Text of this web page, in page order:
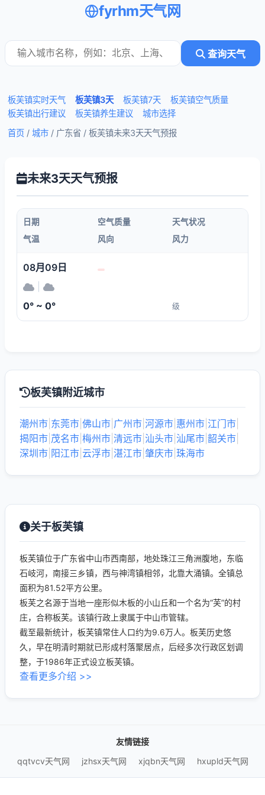
fyrhm天气网
查询天气
板芙镇实时天气 板芙镇3天 板芙镇7天
板芙镇空气质量
板芙镇出行建议
板芙镇养生建议
城市选择
首页 / 城市 / 广东省 / 板芙镇未来3天天气预报
未来3天天气预报
日期 空气质量
天气状况
气温
风向 风力
08月09日
0° ~ 0° 级
板芙镇附近城市
潮州市 东莞市 佛山市 广州市 河源市 惠州市 江门市
揭阳市 茂名市 梅州市 清远市 汕头市 汕尾市 韶关市
深圳市 阳江市 云浮市 湛江市 肇庆市 珠海市
关于板芙镇
板芙镇位于广东省中山市西南部，地处珠江三角洲腹地，东临
石岐河，南接三乡镇，西与神湾镇相邻，北靠大涌镇。全镇总
面积为81.52平方公里。
板芙之名源于当地一座形似木板的小山丘和一个名为“芙”的村
庄，合称板芙。该镇行政上隶属于中山市管辖。
截至最新统计，板芙镇常住人口约为9.6万人。板芙历史悠
久，早在明清时期就已形成村落聚居点，后经多次行政区划调
整，于1986年正式设立板芙镇。
查看更多介绍 >>
友情链接
qqtvcv天气网
jzhsx天气网 xjqbn天气网 hxupld天气网